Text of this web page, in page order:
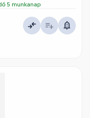
5 munkanap